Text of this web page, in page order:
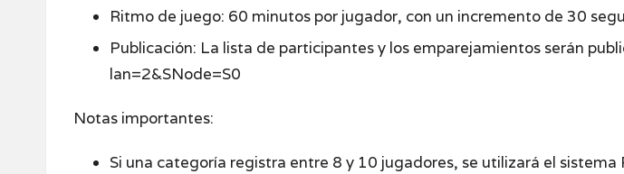
Ritmo de juego: 60 minutos por jugador, con un incremento de 30
Publicación: La lista de participantes y los emparejamientos serán
lan=2&SNode=S0
Notas importantes:
Si una categoría registra entre 8 y 10 jugadores, se utilizará el